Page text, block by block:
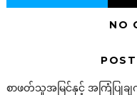
NO
စာဖတ်သူအမြင်နှင့် အကြံပြုခ